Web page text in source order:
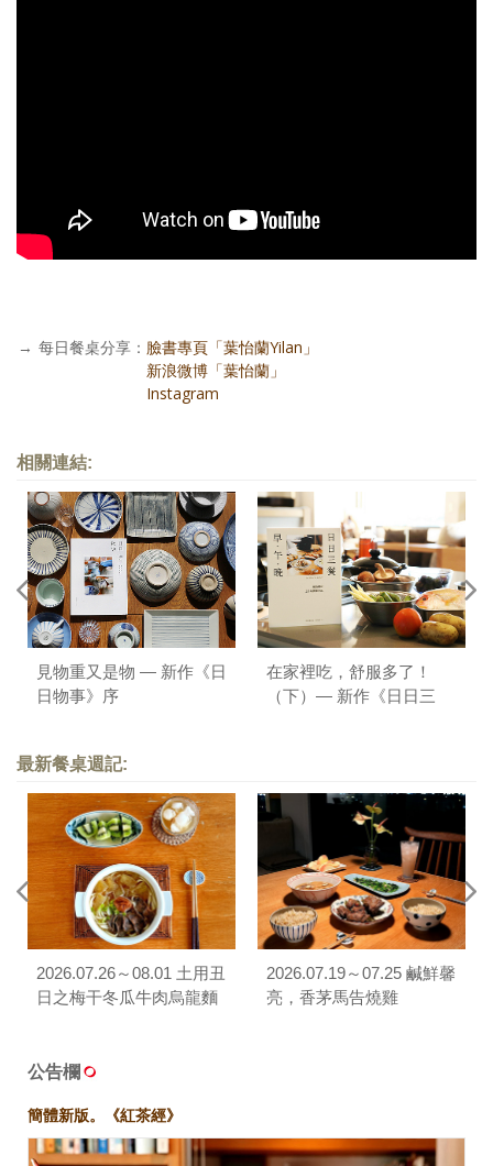
→ 每日餐桌分享： 臉書專頁「葉怡蘭Yilan」
新浪微博「葉怡蘭」
Instagram
相關連結:
見物重又是物 — 新作《日
日物事》序
在家裡吃，舒服多了！
（下）— 新作《日日三
最新餐桌週記:
2026.07.26～08.01 土用丑
日之梅干冬瓜牛肉烏龍麵
2026.07.19～07.25 鹹鮮馨
亮，香茅馬告燒雞
公告欄
簡體新版。《紅茶經》